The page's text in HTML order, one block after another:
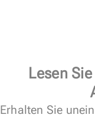
Lesen
Erhalten Sie